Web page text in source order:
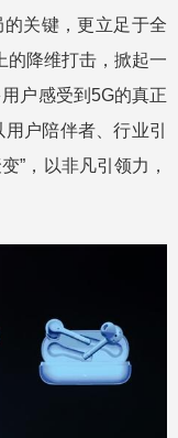
关键，更立足于全
的降维打击，掀起一
户感受到5G的真正
户陪伴者、行业引
”，以非凡引领力，